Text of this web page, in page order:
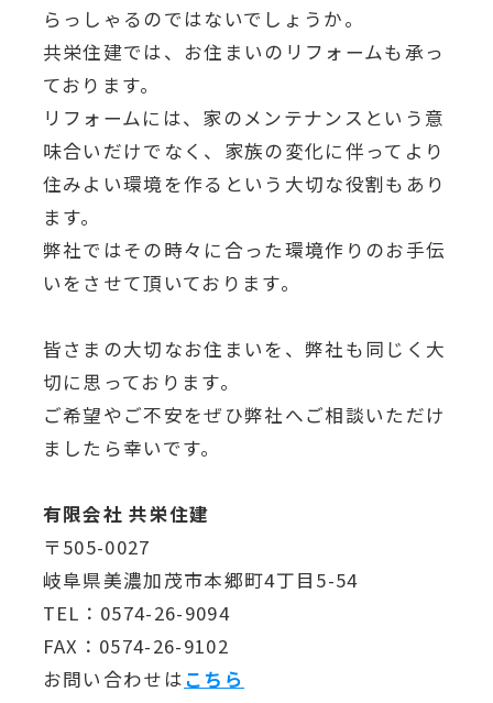
らっしゃるのではないでしょうか。
共栄住建では、お住まいのリフォームも承っ
ております。
リフォームには、家のメンテナンスという意
味合いだけでなく、家族の変化に伴ってより
住みよい環境を作るという大切な役割もあり
ます。
弊社ではその時々に合った環境作りのお手伝
いをさせて頂いております。
皆さまの大切なお住まいを、弊社も同じく大
切に思っております。
ご希望やご不安をぜひ弊社へご相談いただけ
ましたら幸いです。
有限会社 共栄住建
〒505-0027
岐阜県美濃加茂市本郷町4丁目5-54
TEL：0574-26-9094
FAX：0574-26-9102
お問い合わせはこちら